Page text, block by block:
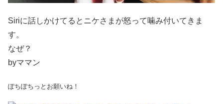
Siriに話しかけてるとニケさまが怒って噛み付いてきま
す。
なぜ？
byママン
ぽちぽちっとお願いね！